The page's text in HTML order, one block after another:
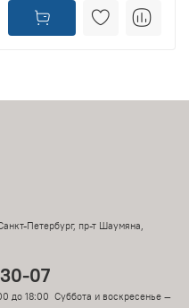
Петербург, пр-т Шаумяна,
07
до 18:00 Суббота и воскресенье —